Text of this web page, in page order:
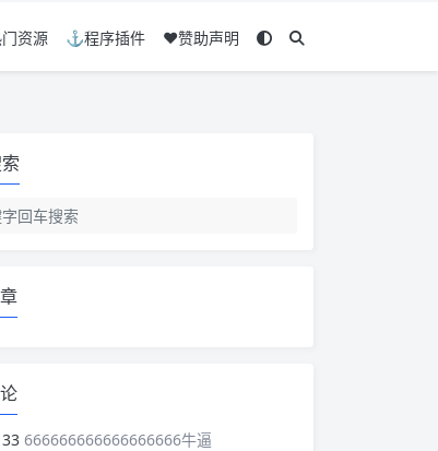
资源 ⚓程序插件 ❤️赞助声明
666666666666666666牛逼